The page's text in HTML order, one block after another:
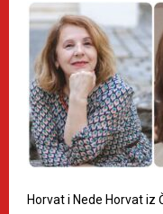
Horvat i Nede Horvat iz